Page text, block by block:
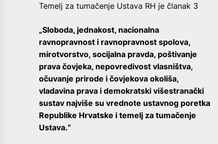
Temelj za tumačenje Ustava RH je članak 3
„Sloboda, jednakost, nacionalna
ravnopravnost i ravnopravnost spolova,
mirotvorstvo, socijalna pravda, poštivanje
prava čovjeka, nepovredivost vlasništva,
očuvanje prirode i čovjekova okoliša,
vladavina prava i demokratski višestranački
sustav najviše su vrednote ustavnog poretka
Republike Hrvatske i temelj za tumačenje
Ustava.“